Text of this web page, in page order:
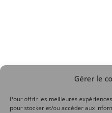
Gérer le
Pour offrir les meilleures
pour stocker et/ou accéder aux